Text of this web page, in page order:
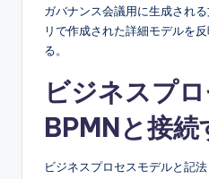
ガバナンス会議用に生成され
リで作成された詳細モデルを
る。
ビジネスプ
BPMNと接続
ビジネスプロセスモデルと記